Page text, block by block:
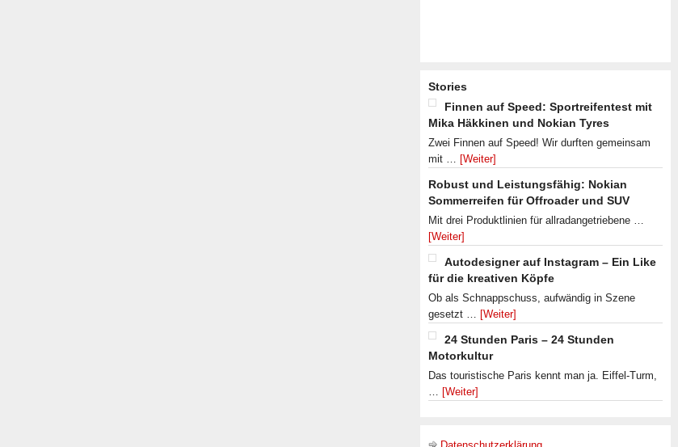
Stories
Finnen auf Speed: Sportreifentest mit
Mika Häkkinen und Nokian Tyres
Zwei Finnen auf Speed! Wir durften gemeinsam
mit … [Weiter]
Robust und Leistungsfähig: Nokian
Sommerreifen für Offroader und SUV
Mit drei Produktlinien für allradangetriebene …
[Weiter]
Autodesigner auf Instagram – Ein Like
für die kreativen Köpfe
Ob als Schnappschuss, aufwändig in Szene
gesetzt … [Weiter]
24 Stunden Paris – 24 Stunden
Motorkultur
Das touristische Paris kennt man ja. Eiffel-Turm,
… [Weiter]